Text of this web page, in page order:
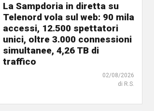
La Sampdoria in diretta su
Telenord vola sul web: 90 mila
accessi, 12.500 spettatori
unici, oltre 3.000 connessioni
simultanee, 4,26 TB di
traffico
02/08/2026
di R.S.